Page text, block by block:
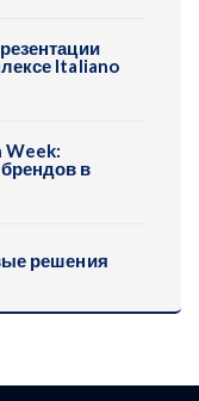
Italiano
Week:
в
решения